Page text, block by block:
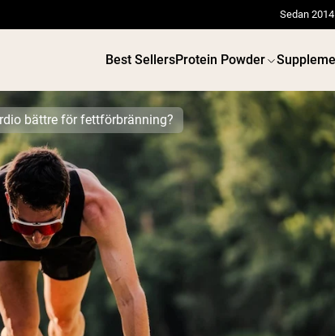
Sedan
Best SellersProtein Powder
PROTEIN POWDERS Best
Gräsbetat
Vassleisolat från
gräsbetande djur
Getproteinpulver
get
Micellärt kasein
Mass Gainer
Proteinkaffe
bättre för fettförbränning?